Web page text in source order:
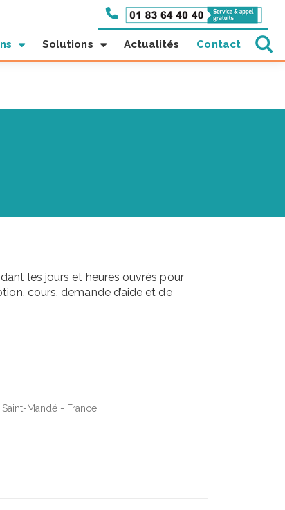
Solutions Actualités Contact
les jours et heures ouvrés pour
cours, demande d’aide et de
Mandé - France